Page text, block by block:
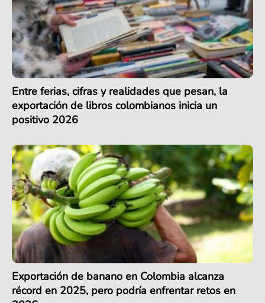
Entre ferias, cifras y realidades que pesan, la
exportación de libros colombianos inicia un
positivo 2026
Exportación de banano en Colombia alcanza
récord en 2025, pero podría enfrentar retos en